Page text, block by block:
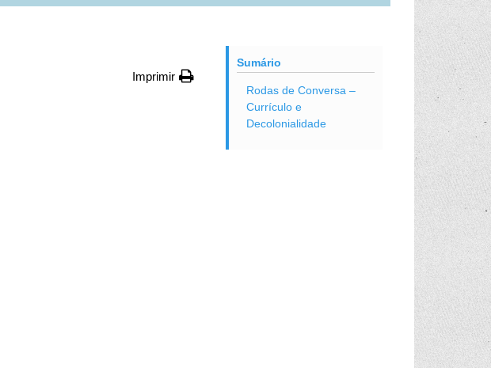
Imprimir
Sumário
Rodas de Conversa –
Currículo e
Decolonialidade